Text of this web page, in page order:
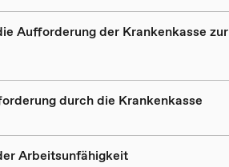
Aufforderung der Krankenkasse zur
durch die Krankenkasse
Arbeitsunfähigkeit